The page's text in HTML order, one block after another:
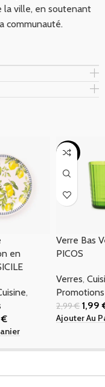
la ville, en soutenant
communauté.
en
,
€
-33%
Verre Bas
PICOS
Verres,
Promotions
2,99€ 1,99
Ajouter Au